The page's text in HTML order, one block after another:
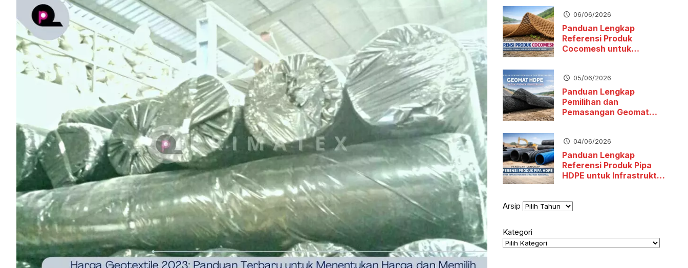
06/06/2026
Panduan Lengkap
Referensi Produk
Cocomesh untuk
05/06/2026
Panduan Lengkap
Pemilihan dan
Pemasangan Geomat
04/06/2026
Panduan Lengkap
Referensi Produk Pipa
HDPE untuk Infrastruktur
Arsip
Kategori